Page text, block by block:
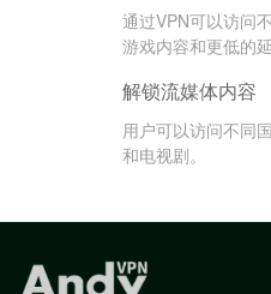
通过VPN可以访问
游戏内容和更低的延
解锁流媒体内容
用户可以访问不同
和电视剧。